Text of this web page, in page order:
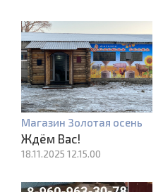
Магазин Золотая осень
Ждём Вас!
18.11.2025 12.15.00